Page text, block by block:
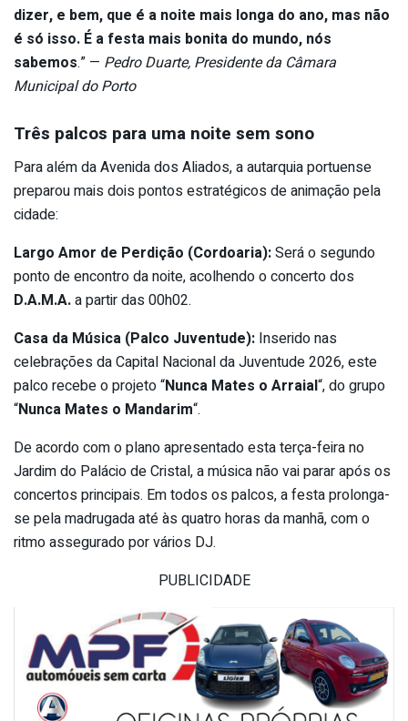
dizer, e bem, que é a noite mais longa do ano, mas não
é só isso. É a festa mais bonita do mundo, nós
sabemos.” — Pedro Duarte, Presidente da Câmara
Municipal do Porto
Três palcos para uma noite sem sono
Para além da Avenida dos Aliados, a autarquia portuense
preparou mais dois pontos estratégicos de animação pela
cidade:
Largo Amor de Perdição (Cordoaria):Será o segundo
ponto de encontro da noite, acolhendo o concerto dos
D.A.M.A.a partir das 00h02.
Casa da Música (Palco Juventude): Inserido nas
celebrações da Capital Nacional da Juventude 2026, este
palco recebe o projeto “Nunca Mates o Arraial“, do grupo
“Nunca Mates o Mandarim“.
De acordo com o plano apresentado esta terça-feira no
Jardim do Palácio de Cristal, a música não vai parar após os
concertos principais. Em todos os palcos, a festa prolonga-
se pela madrugada até às quatro horas da manhã, com o
ritmo assegurado por vários DJ.
PUBLICIDADE